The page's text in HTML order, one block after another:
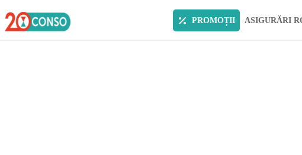
PROMOȚII ASIGURĂRI